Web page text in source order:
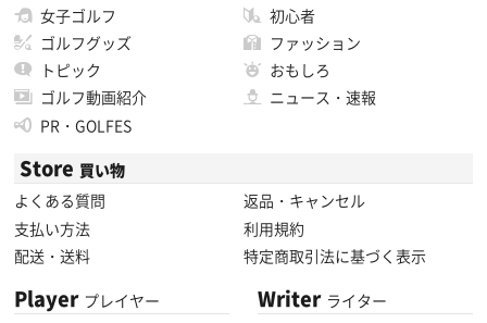
女子ゴルフ
初心者
ゴルフグッズ
ファッション
トピック
おもしろ
ゴルフ動画紹介
ニュース・速報
PR・GOLFES
Store 買い物
よくある質問
返品・キャンセル
支払い方法
利用規約
配送・送料
特定商取引法に基づく表示
Player プレイヤー Writer ライター